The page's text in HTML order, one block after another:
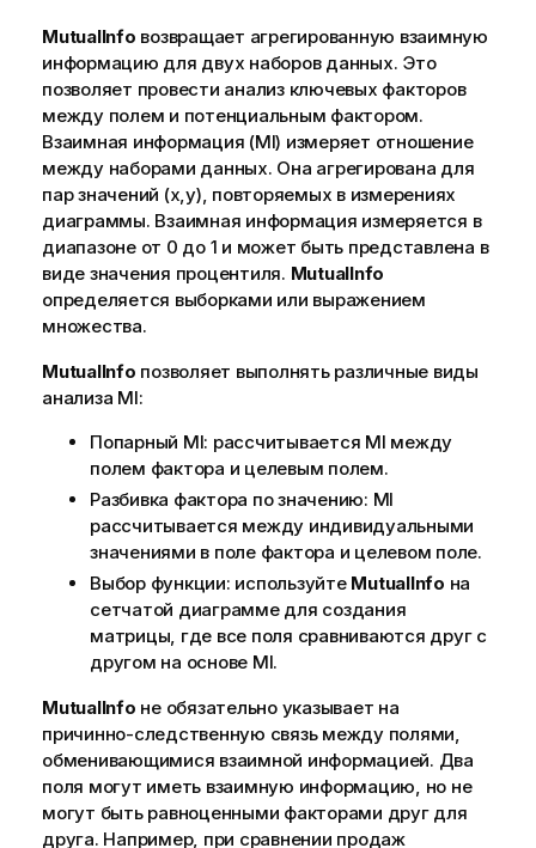
MutualInfo возвращает агрегированную взаимную
информацию для двух наборов данных. Это
позволяет провести анализ ключевых факторов
между полем и потенциальным фактором.
Взаимная информация (MI) измеряет отношение
между наборами данных. Она агрегирована для
пар значений (x,y), повторяемых в измерениях
диаграммы. Взаимная информация измеряется в
диапазоне от 0 до 1 и может быть представлена в
виде значения процентиля. MutualInfo
определяется выборками или выражением
множества.
MutualInfo позволяет выполнять различные виды
анализа MI:
Попарный MI: рассчитывается MI между
полем фактора и целевым полем.
Разбивка фактора по значению: MI
рассчитывается между индивидуальными
значениями в поле фактора и целевом поле.
Выбор функции: используйте MutualInfo на
сетчатой диаграмме для создания
матрицы, где все поля сравниваются друг с
другом на основе MI.
MutualInfo не обязательно указывает на
причинно-следственную связь между полями,
обменивающимися взаимной информацией. Два
поля могут иметь взаимную информацию, но не
могут быть равноценными факторами друг для
друга. Например, при сравнении продаж